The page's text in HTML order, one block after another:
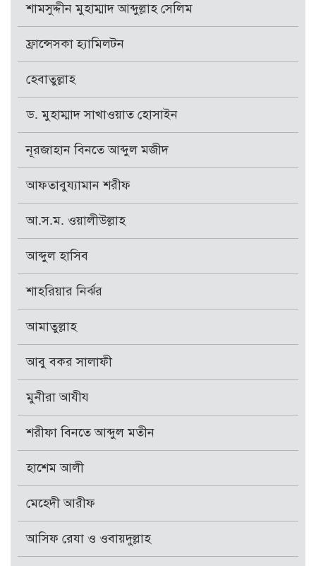
শামসুদ্দীন মুহাম্মাদ আব্দুল্লাহ সেলিম
ফ্রান্সেসকা হ্যামিলটন
হেবাতুল্লাহ
ড. মুহাম্মাদ সাখাওয়াত হোসাইন
নূরজাহান বিনতে আব্দুল মজীদ
আফতাবুয্যামান শরীফ
আ.স.ম. ওয়ালীউল্লাহ
আব্দুল হাসিব
শাহরিয়ার নির্ঝর
আমাতুল্লাহ
আবু বকর সালাফী
মুনীরা আযীয
শরীফা বিনতে আব্দুল মতীন
হাশেম আলী
মেহেদী আরীফ
আসিফ রেযা ও ওবায়দুল্লাহ